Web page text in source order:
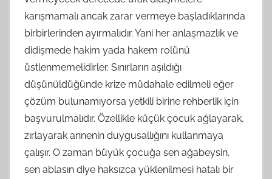
karışmamalı ancak zarar vermeye başladıklarında
birbirlerinden ayırmalıdır. Yani her anlaşmazlık ve
didişmede hakim yada hakem rolünü
üstlenmemelidirler. Sınırların aşıldığı
düşünüldüğünde krize müdahale edilmeli eğer
çözüm bulunamıyorsa yetkili birine rehberlik için
başvurulmalıdır. Özellikle küçük çocuk ağlayarak,
zırlayarak annenin duygusallığını kullanmaya
çalışır. O zaman büyük çocuğa sen ağabeysin,
sen ablasın diye haksızca yüklenilmesi hatalı bir